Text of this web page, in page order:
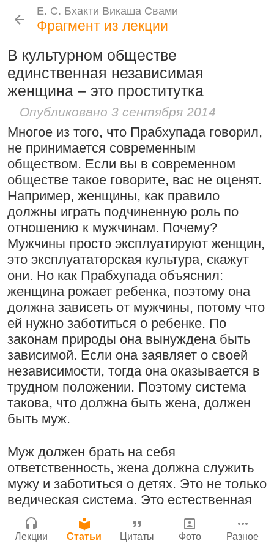
Е. С. Бхакти Викаша Свами
Лекции
Новые История Популярные
Резкие слова для Нараяны
46:40 1 октября 2008
Токио, Япония
Бог, наука и атеизм, часть 2: Хвала
слушателям!
9:25 |17 июля 2024
Атланта, Джорджия, США
Поклоняться Бхактивиноду Тхакуру,
исполняя его бхаджаны
1:14:02 |12 сентября
Бойсе, Айдахо, США
Радхарани — глава департамента
служений
Деятельность на благо всех живых
существ
33:28 |30 ноября 2019|
Е. С. Бхакти Викаша Свами
Фрагмент из лекции
В культурном обществе
единственная независимая
женщина – это проститутка
Опубликовано 3 сентября 2014
Многое из того, что Прабхупада говорил,
не принимается современным
обществом. Если вы в современном
обществе такое говорите, вас не оценят.
Например, женщины, как правило
должны играть подчиненную роль по
отношению к мужчинам. Почему?
Мужчины просто эксплуатируют женщин,
это эксплуататорская культура, скажут
они. Но как Прабхупада объяснил:
женщина рожает ребенка, поэтому она
должна зависеть от мужчины, потому что
ей нужно заботиться о ребенке. По
законам природы она вынуждена быть
зависимой. Если она заявляет о своей
независимости, тогда она оказывается в
трудном положении. Поэтому система
такова, что должна быть жена, должен
быть муж.
Муж должен брать на себя
ответственность, жена должна служить
мужу и заботиться о детях. Это не только
ведическая система. Это естественная
система для воспитания детей в жизни в
обществе. Но сейчас говорят, что у
Е. С. Бхакти Викаша Свами
Цитаты Шрилы Прабхупады
Проповеднические принципы, данные
Шри Чайтаньей Махапрабху
6 августа 2026
Следовать по стопам ачарьев
4 августа 2026
Молитвы Санатаны Госвами к Господу
Чайтанье
29 июля 2026
Нектар имени Кришны
24 июля 2026
Подрыватели доверия к себе
22 июля 2026
Милость Кришны, проявляющаяся в
Е. С. Бхакти Викаша Свами
Фотоальбом
Шраванам-киртанам в Васильево 2026
Джанмаштами в Тбилиси 2025
Шрила Прабхупада
Биография | Книги|Цитаты
Лекции и беседы|Подношения
Бхакти Викаша Свами
Биография |Книги|График|
Скачать все лекции|
Подношения учеников
Инициация
Общие стандарты|
Требования Махараджа
Видеоканалы
YouTube|ВК Видео|Дзен |RuTube
Ссылки
Контакты
Сайт
Войти|Регистрация|История версий|
Инструкция
Лекции Статьи Цитаты Фото Разное